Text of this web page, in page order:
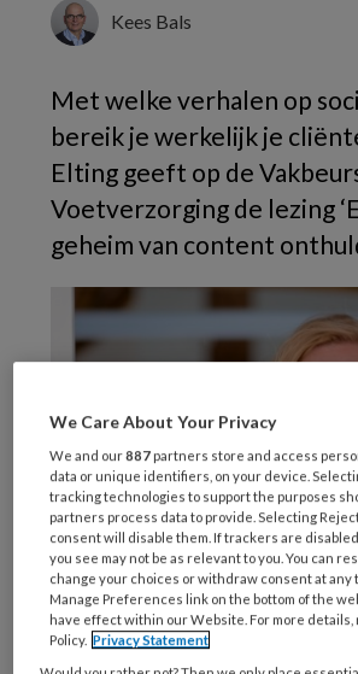
Kees Bals
Met welke verhalen op
bereik je werkelijk je
Elting geeft op de
Voetverzorging de lezing
geheim van content
Sterke ‘content’ op sociale
tot een grotere klantenkring en
We Care About Your Privacy
We and our887 partners store and access
data or unique identifiers, on your device.
tracking technologies to support the purposes
partners process data to provide. Selecting
consent will disable them. If trackers are
you see may not be as relevant to you. You can
change your choices or withdraw consent at any
Manage Preferences link on the bottom of the
have effect within our Website. For more details,
Policy. Privacy Statement